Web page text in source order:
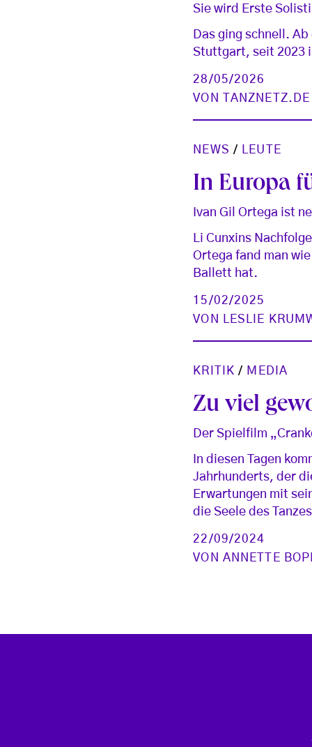
Sie wird Erste
Das ging schnell.
Stuttgart, seit 2023
28/05/2026
VON
NEWS / LEUTE
In Europa
Ivan Gil Ortega ist
Li Cunxins
Ortega fand man
Ballett hat.
15/02/2025
VON
LESLIE
KRITIK / MEDIA
Zu viel
Der Spielfilm
In diesen Tagen
Jahrhunderts, der
Erwartungen mit
die Seele des
22/09/2024
VON ANNETTE